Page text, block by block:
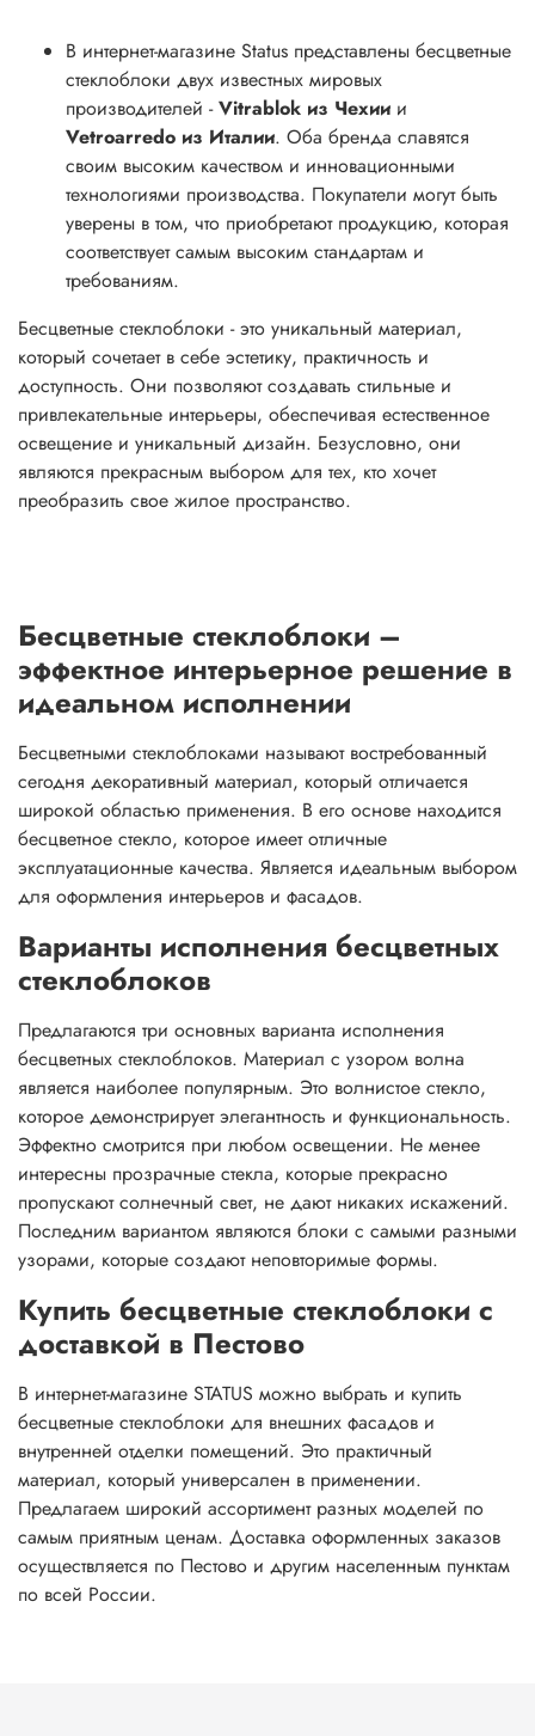
В интернет-магазине Status представлены бесцветные
стеклоблоки двух известных мировых
производителей -Vitrablok из Чехии и
Vetroarredo из Италии. Оба бренда славятся
своим высоким качеством и инновационными
технологиями производства. Покупатели могут быть
уверены в том, что приобретают продукцию, которая
соответствует самым высоким стандартам и
требованиям.
Бесцветные стеклоблоки - это уникальный материал,
который сочетает в себе эстетику, практичность и
доступность. Они позволяют создавать стильные и
привлекательные интерьеры, обеспечивая естественное
освещение и уникальный дизайн. Безусловно, они
являются прекрасным выбором для тех, кто хочет
преобразить свое жилое пространство.
Бесцветные стеклоблоки –
эффектное интерьерное решение в
идеальном исполнении
Бесцветными стеклоблоками называют востребованный
сегодня декоративный материал, который отличается
широкой областью применения. В его основе находится
бесцветное стекло, которое имеет отличные
эксплуатационные качества. Является идеальным выбором
для оформления интерьеров и фасадов.
Варианты исполнения бесцветных
стеклоблоков
Предлагаются три основных варианта исполнения
бесцветных стеклоблоков. Материал с узором волна
является наиболее популярным. Это волнистое стекло,
которое демонстрирует элегантность и функциональность.
Эффектно смотрится при любом освещении. Не менее
интересны прозрачные стекла, которые прекрасно
пропускают солнечный свет, не дают никаких искажений.
Последним вариантом являются блоки с самыми разными
узорами, которые создают неповторимые формы.
Купить бесцветные стеклоблоки с
доставкой в Пестово
В интернет-магазине STATUS можно выбрать и купить
бесцветные стеклоблоки для внешних фасадов и
внутренней отделки помещений. Это практичный
материал, который универсален в применении.
Предлагаем широкий ассортимент разных моделей по
самым приятным ценам. Доставка оформленных заказов
осуществляется по Пестово и другим населенным пунктам
по всей России.